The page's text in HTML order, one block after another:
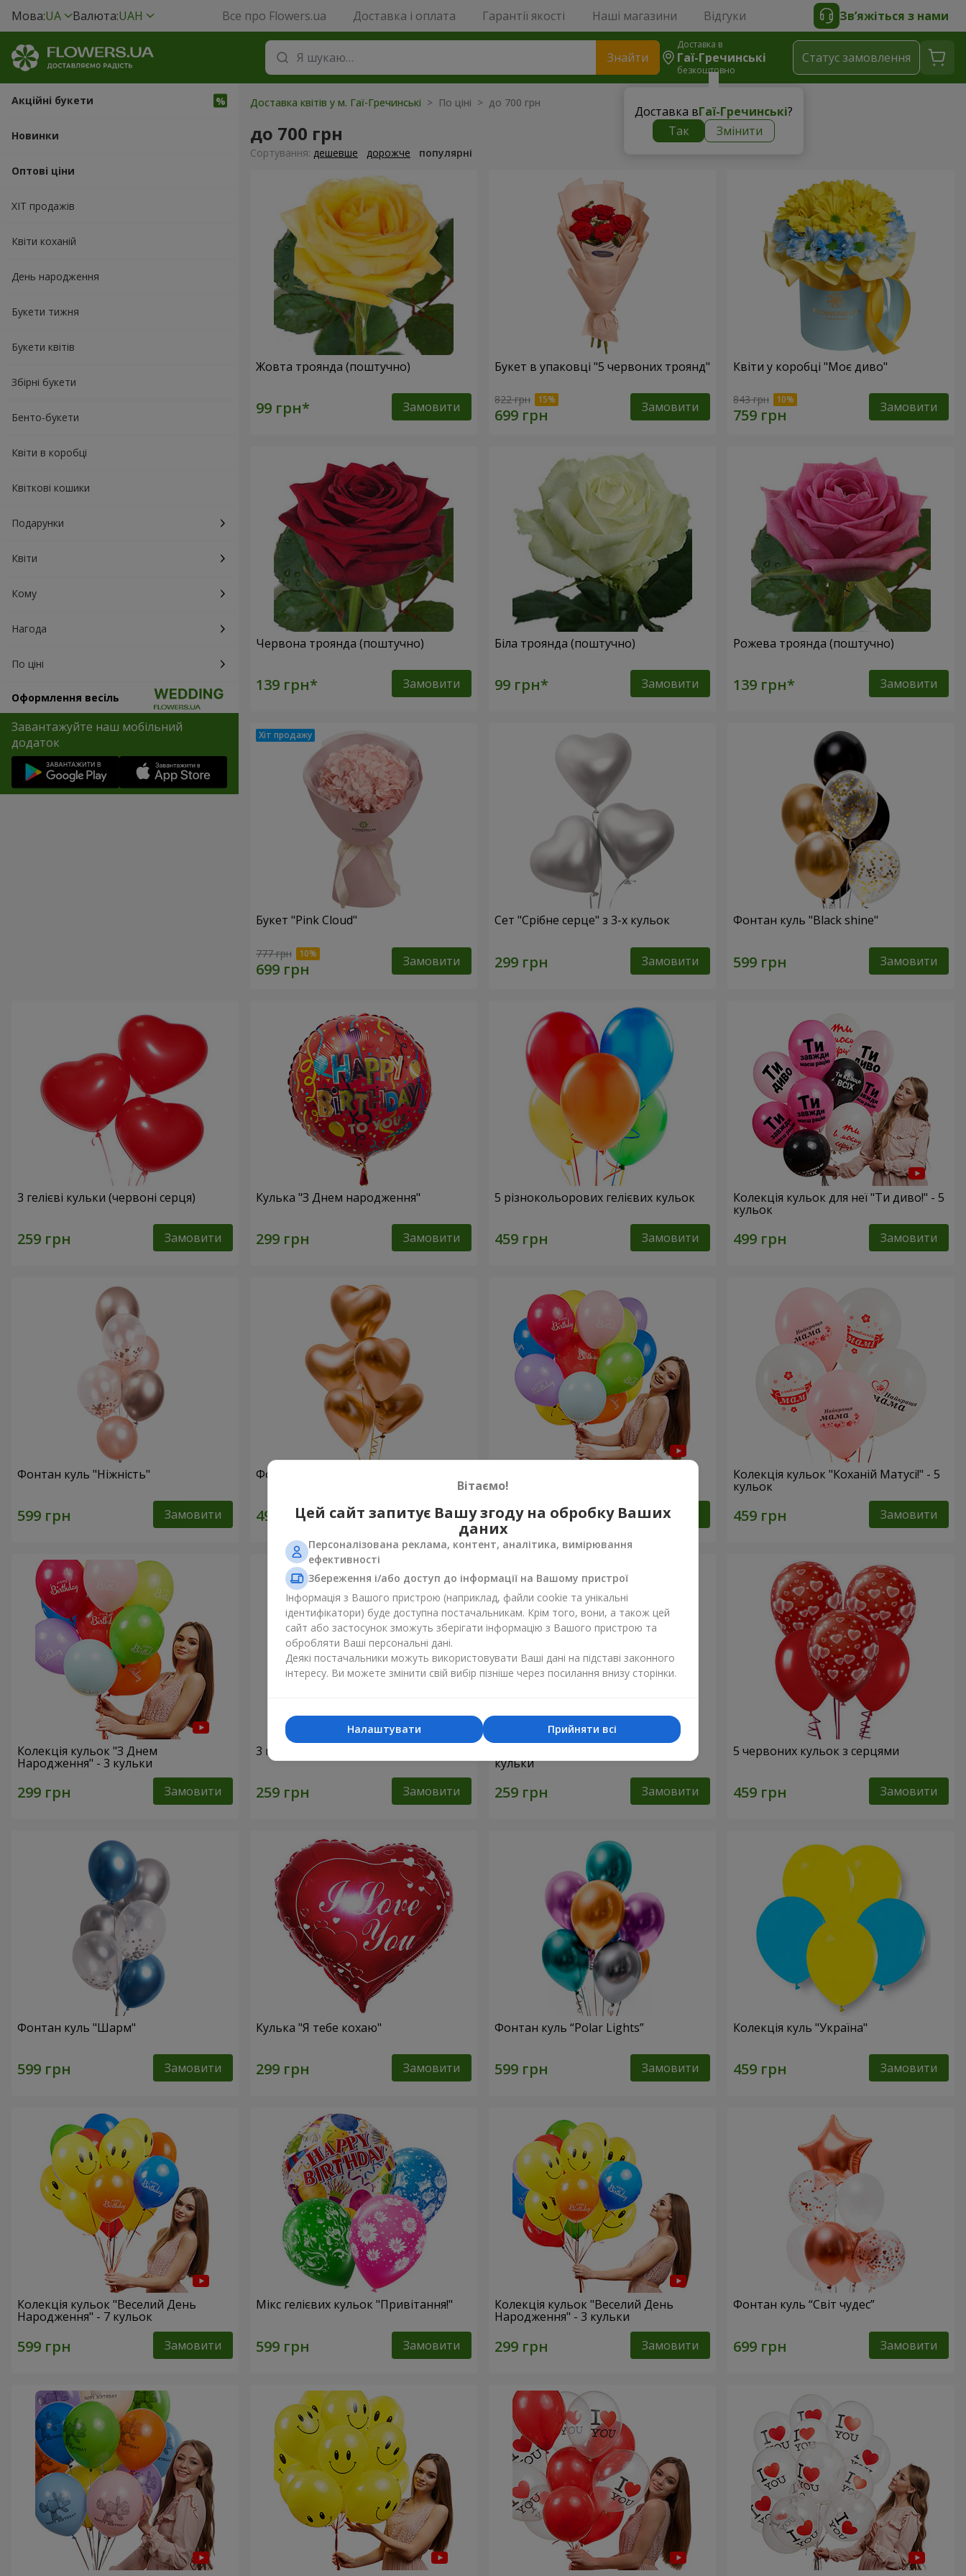
Мова:UA Валюта:UAH Все про Flowers.ua Доставка і оплата Гарантії якості Наші магазини Відгуки Зв’яжіться з нами
Знайти
Доставка в
Гаї-Гречинські
безкоштовно
Доставка вГаї-Гречинські?
Так
Змінити
Статус замовлення
Акційні букети
Новинки
Оптові ціни
ХІТ продажів
Квіти коханій
День народження
Букети тижня
Букети квітів
Збірні букети
Бенто-букети
Квіти в коробці
Квіткові кошики
Подарунки
Квіти
Кому
Нагода
По ціні
Оформлення весіль
Завантажуйте наш мобільний
додаток
Доставка квітів у м. Гаї-Гречинські > По ціні > до 700 грн
до 700 грн
Сортування: дешевше дорожче популярні
Жовта троянда (поштучно)
Замовити
Букет в упаковці "5 червоних троянд"
822 грн Замовити
Квіти у коробці "Моє диво"
843 грн Замовити
Червона троянда (поштучно)
Замовити
Біла троянда (поштучно)
Замовити
Рожева троянда (поштучно)
Замовити
Букет "Pink Cloud"
777 грн Замовити
Сет "Срібне серце" з 3-х кульок
Замовити
Фонтан куль "Black shine"
Замовити
3 гелієві кульки (червоні серця)
Замовити
Кулька "З Днем народження"
Замовити
5 різнокольорових гелієвих кульок
Замовити
Колекція кульок для неї "Ти диво!" - 5
кульок
Замовити
Фонтан куль "Ніжність"
Замовити
Фонтан куль “Golden hearts”
Замовити
Народження!" - 5 кульок
Замовити
Колекція кульок "Коханій Матусі!" - 5
кульок
Замовити
Колекція кульок "З Днем
Народження" - 3 кульки
Замовити
3 гелієві кульки (рожеві серця)
Замовити
кульки
Замовити
5 червоних кульок з серцями
Замовити
Фонтан куль "Шарм"
Замовити
Кулька "Я тебе кохаю"
Замовити
Фонтан куль “Polar Lights”
Замовити
Колекція куль "Україна"
Замовити
Колекція кульок "Веселий День
Народження" - 7 кульок
Замовити
Мікс гелієвих кульок "Привітання!"
Замовити
Колекція кульок "Веселий День
Народження" - 3 кульки
Замовити
Фонтан куль “Світ чудес”
Замовити
Вітаємо!
Цей сайт запитує Вашу згоду на обробку Ваших
даних
Персоналізована реклама, контент, аналітика, вимірювання
ефективності
Збереження і/або доступ до інформації на Вашому пристрої
Інформація з Вашого пристрою (наприклад, файли cookie та унікальні
ідентифікатори) буде доступна постачальникам. Крім того, вони, а також цей
сайт або застосунок зможуть зберігати інформацію з Вашого пристрою та
обробляти Ваші персональні дані.
Деякі постачальники можуть використовувати Ваші дані на підставі законного
інтересу. Ви можете змінити свій вибір пізніше через посилання внизу сторінки.
Прийняти всі
Налаштувати